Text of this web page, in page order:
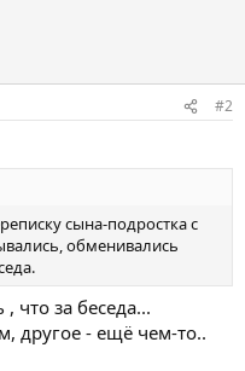
#2
сына-подростка с
обменивались
что за беседа...
другое - ещё чем-то..